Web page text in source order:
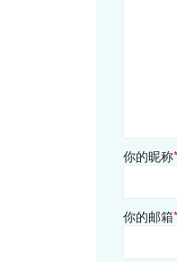
你的昵称*
你的邮箱*